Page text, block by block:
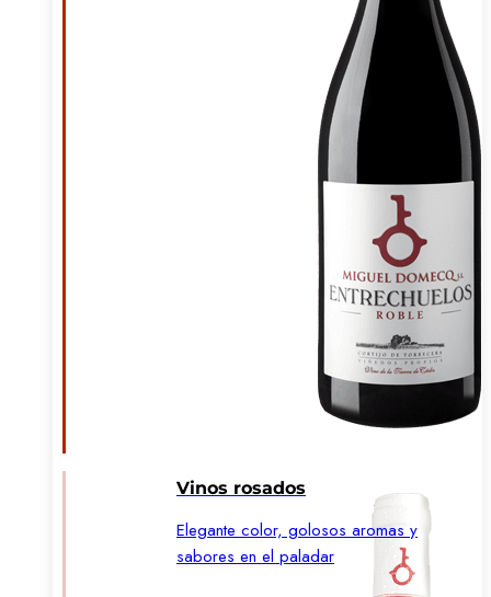
Vinos rosados
Elegante color, golosos aromas y
sabores en el paladar